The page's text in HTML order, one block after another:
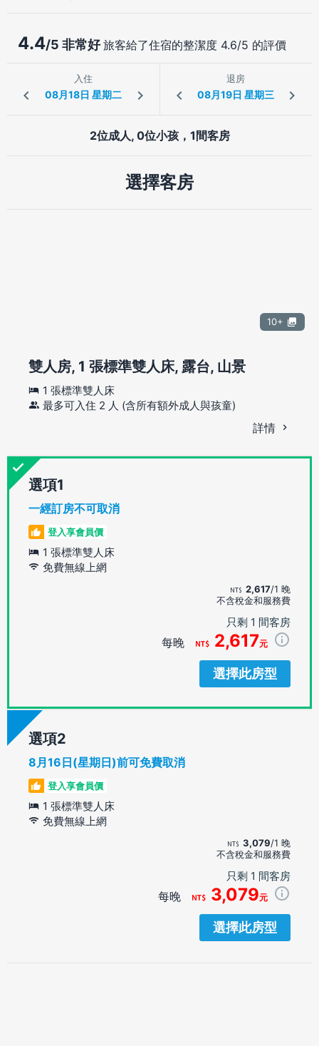
4.4/5 非常好旅客給了住宿的整潔度 4.6/5 的評價
入住 退房
2位成人, 0位小孩，1間客房
選擇客房
10+
雙人房, 1 張標準雙人床, 露台, 山景
1 張標準雙人床
最多可入住 2 人 (含所有額外成人與孩童)
詳情
選項
一經訂房不可取消
登入享會員價
1 張標準雙人床
免費無線上網
2,617/1 晚
不含稅金和服務費
只剩 1 間客房
每晚 2,617元
選擇此房型
選項
8月16日(星期日)前可免費取消
登入享會員價
1 張標準雙人床
免費無線上網
3,079/1 晚
不含稅金和服務費
只剩 1 間客房
每晚 3,079元
選擇此房型